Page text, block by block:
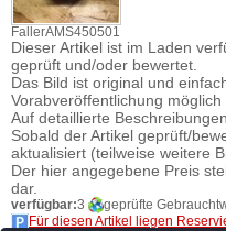
FallerAMS450501
Dieser Artikel ist im Laden
geprüft und/oder bewertet.
Das Bild ist original und
Vorabveröffentlichung möglich
Auf detaillierte
Sobald der Artikel geprüft/
aktualisiert (teilweise weitere
Der hier angegebene Preis
dar.
verfügbar:3
geprüfte
Für diesen Artikel liegen